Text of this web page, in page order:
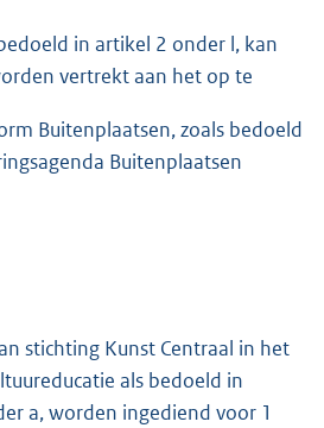
in artikel 2 onder l, kan
vertrekt aan het op te
Buitenplaatsen, zoals bedoeld
Buitenplaatsen
stichting Kunst Centraal in het
als bedoeld in
a, worden ingediend voor 1